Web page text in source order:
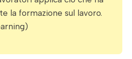
la formazione sul lavoro.